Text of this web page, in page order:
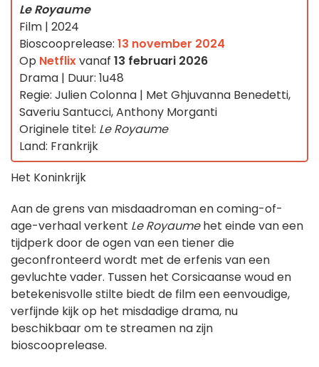
Le Royaume
Film | 2024
Bioscooprelease: 13 november 2024
Op Netflixvanaf 13 februari 2026
Drama | Duur: 1u48
Regie: Julien Colonna | Met Ghjuvanna Benedetti,
Saveriu Santucci, Anthony Morganti
Originele titel: Le Royaume
Land: Frankrijk
Het Koninkrijk
Aan de grens van misdaadroman en coming-of-
age-verhaal verkent Le Royaumehet einde van een
tijdperk door de ogen van een tiener die
geconfronteerd wordt met de erfenis van een
gevluchte vader. Tussen het Corsicaanse woud en
betekenisvolle stilte biedt de film een eenvoudige,
verfijnde kijk op het misdadige drama, nu
beschikbaar om te streamen na zijn
bioscooprelease.